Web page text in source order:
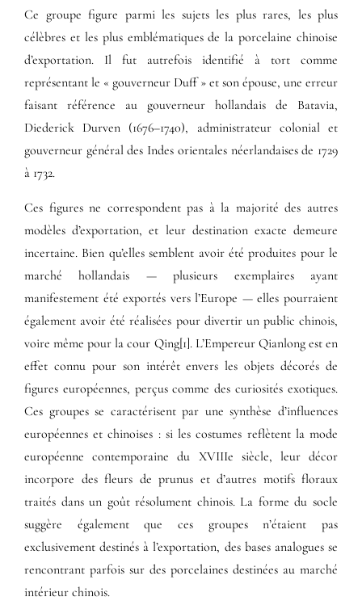
Ce groupe figure parmi les sujets les plus rares, les plus
célèbres et les plus emblématiques de la porcelaine chinoise
d’exportation. Il fut autrefois identifié à tort comme
représentant le « gouverneur Duff » et son épouse, une erreur
faisant référence au gouverneur hollandais de Batavia,
Diederick Durven (1676–1740), administrateur colonial et
gouverneur général des Indes orientales néerlandaises de 1729
à 1732.
Ces figures ne correspondent pas à la majorité des autres
modèles d’exportation, et leur destination exacte demeure
incertaine. Bien qu’elles semblent avoir été produites pour le
marché hollandais — plusieurs exemplaires ayant
manifestement été exportés vers l’Europe — elles pourraient
également avoir été réalisées pour divertir un public chinois,
voire même pour la cour Qing[1]. L’Empereur Qianlongest en
effet connu pour son intérêt envers les objets décorés de
figures européennes, perçus comme des curiosités exotiques.
Ces groupes se caractérisent par une synthèse d’influences
européennes et chinoises : si les costumes reflètent la mode
européenne contemporaine du XVIIIe siècle, leur décor
incorpore des fleurs de prunus et d’autres motifs floraux
traités dans un goût résolument chinois. La forme du socle
suggère également que ces groupes n’étaient pas
exclusivement destinés à l’exportation, des bases analogues se
rencontrant parfois sur des porcelaines destinées au marché
intérieur chinois.